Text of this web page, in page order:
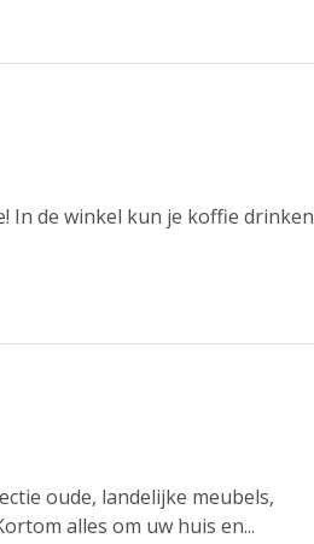
In de winkel kun je koffie drinken
oude, landelijke meubels,
alles om uw huis en...